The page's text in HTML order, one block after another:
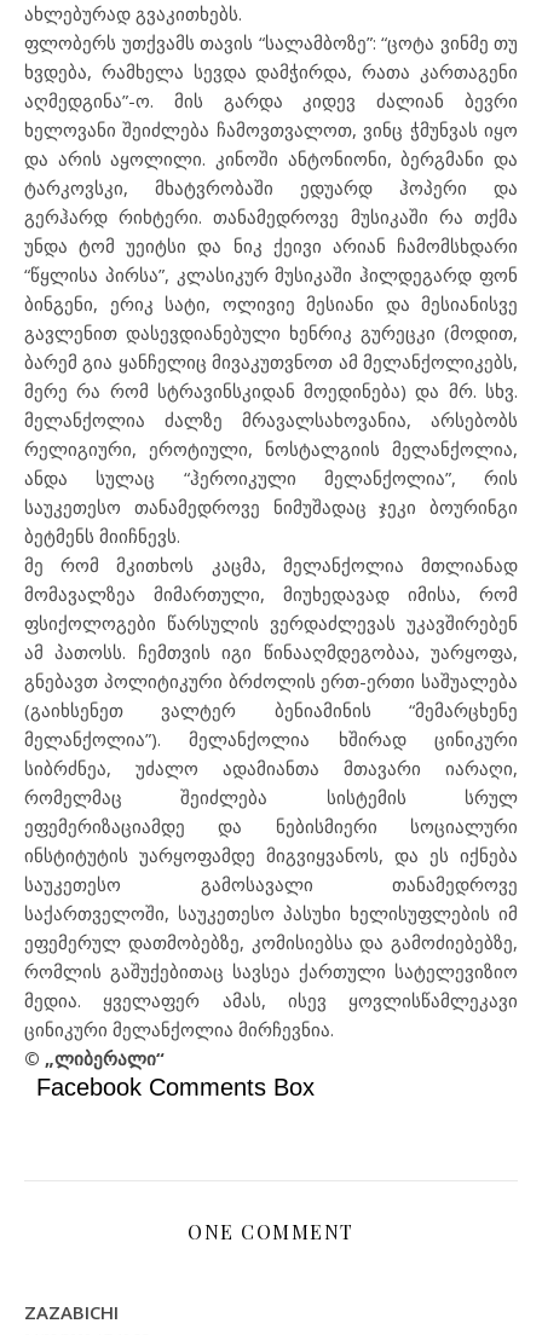
ახლებურად გვაკითხებს.
ფლობერს უთქვამს თავის “სალამბოზე”: “ცოტა ვინმე თუ
ხვდება, რამხელა სევდა დამჭირდა, რათა კართაგენი
აღმედგინა”-ო. მის გარდა კიდევ ძალიან ბევრი
ხელოვანი შეიძლება ჩამოვთვალოთ, ვინც ჭმუნვას იყო
და არის აყოლილი. კინოში ანტონიონი, ბერგმანი და
ტარკოვსკი, მხატვრობაში ედუარდ ჰოპერი და
გერჰარდ რიხტერი. თანამედროვე მუსიკაში რა თქმა
უნდა ტომ უეიტსი და ნიკ ქეივი არიან ჩამომსხდარი
“წყლისა პირსა”, კლასიკურ მუსიკაში ჰილდეგარდ ფონ
ბინგენი, ერიკ სატი, ოლივიე მესიანი და მესიანისვე
გავლენით დასევდიანებული ხენრიკ გურეცკი (მოდით,
ბარემ გია ყანჩელიც მივაკუთვნოთ ამ მელანქოლიკებს,
მერე რა რომ სტრავინსკიდან მოედინება) და მრ. სხვ.
მელანქოლია ძალზე მრავალსახოვანია, არსებობს
რელიგიური, ეროტიული, ნოსტალგიის მელანქოლია,
ანდა სულაც “ჰეროიკული მელანქოლია”, რის
საუკეთესო თანამედროვე ნიმუშადაც ჯეკი ბოურინგი
ბეტმენს მიიჩნევს.
მე რომ მკითხოს კაცმა, მელანქოლია მთლიანად
მომავალზეა მიმართული, მიუხედავად იმისა, რომ
ფსიქოლოგები წარსულის ვერდაძლევას უკავშირებენ
ამ პათოსს. ჩემთვის იგი წინააღმდეგობაა, უარყოფა,
გნებავთ პოლიტიკური ბრძოლის ერთ-ერთი საშუალება
(გაიხსენეთ ვალტერ ბენიამინის “მემარცხენე
მელანქოლია”). მელანქოლია ხშირად ცინიკური
სიბრძნეა, უძალო ადამიანთა მთავარი იარაღი,
რომელმაც შეიძლება სისტემის სრულ
ეფემერიზაციამდე და ნებისმიერი სოციალური
ინსტიტუტის უარყოფამდე მიგვიყვანოს, და ეს იქნება
საუკეთესო გამოსავალი თანამედროვე
საქართველოში, საუკეთესო პასუხი ხელისუფლების იმ
ეფემერულ დათმობებზე, კომისიებსა და გამოძიებებზე,
რომლის გაშუქებითაც სავსეა ქართული სატელევიზიო
მედია. ყველაფერ ამას, ისევ ყოვლისწამლეკავი
ცინიკური მელანქოლია მირჩევნია.
© „ლიბერალი“
Facebook Comments Box
ONE COMMENT
ZAZABICHI